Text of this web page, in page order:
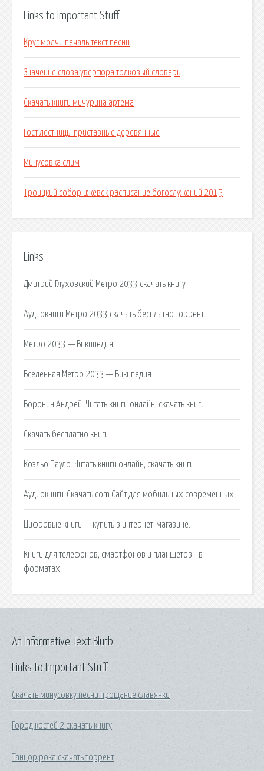
Links to Important Stuff
Круг молчи печаль текст песни
Значение слова увертюра толковый словарь
Скачать книги мичурина артема
Гост лестницы приставные деревянные
Минусовка слим
Троицкий собор ижевск расписание богослужений 2015
Links
Дмитрий Глуховский Метро 2033 скачать книгу
Аудиокниги Метро 2033 скачать бесплатно торрент.
Метро 2033 — Википедия.
Вселенная Метро 2033 — Википедия.
Воронин Андрей. Читать книги онлайн, скачать книги.
Cкачать бесплатно книги
Коэльо Пауло. Читать книги онлайн, скачать книги
Аудиокниги-Скачать.com Сайт для мобильных современных.
Цифровые книги — купить в интернет-магазине.
Книги для телефонов, смартфонов и планшетов - в
форматах.
Links to Important Stuff
Скачать минусовку песни прощание славянки
Город костей 2 скачать книгу
Танцор рока скачать торрент
An Informative Text Blurb